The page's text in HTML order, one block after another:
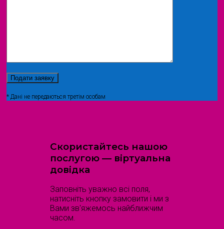
* Дані не передаються третім особам
Скористайтесь нашою
послугою — віртуальна
довідка
Заповніть уважно всі поля,
натисніть кнопку замовити і ми з
Вами зв'яжемось найближчим
часом.